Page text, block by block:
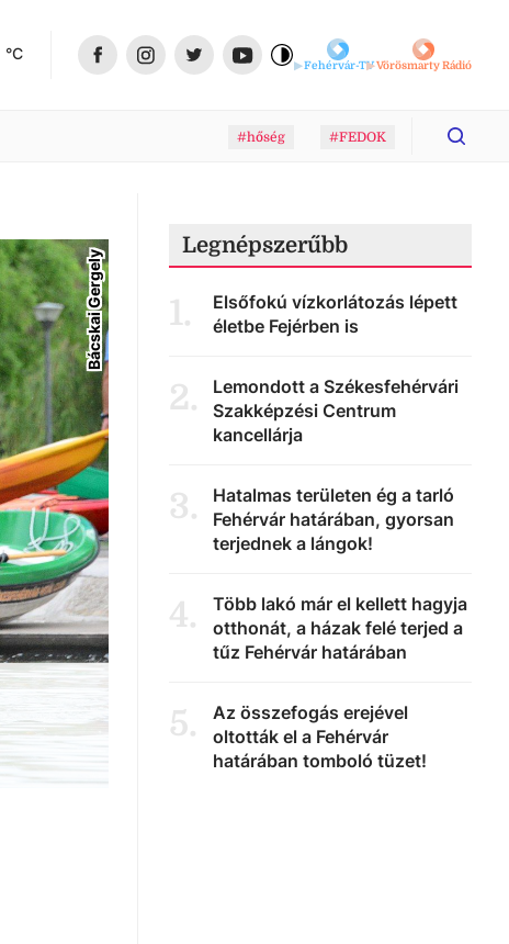
°C
Fehérvár-TVVörösmarty Rádió
#hőség #FEDOK
Bácskai Gergely
Legnépszerűbb
1.
Elsőfokú vízkorlátozás lépett
életbe Fejérben is
2.
Lemondott a Székesfehérvári
Szakképzési Centrum
kancellárja
3.
Hatalmas területen ég a tarló
Fehérvár határában, gyorsan
terjednek a lángok!
4.
Több lakó már el kellett hagyja
otthonát, a házak felé terjed a
tűz Fehérvár határában
5.
Az összefogás erejével
oltották el a Fehérvár
határában tomboló tüzet!